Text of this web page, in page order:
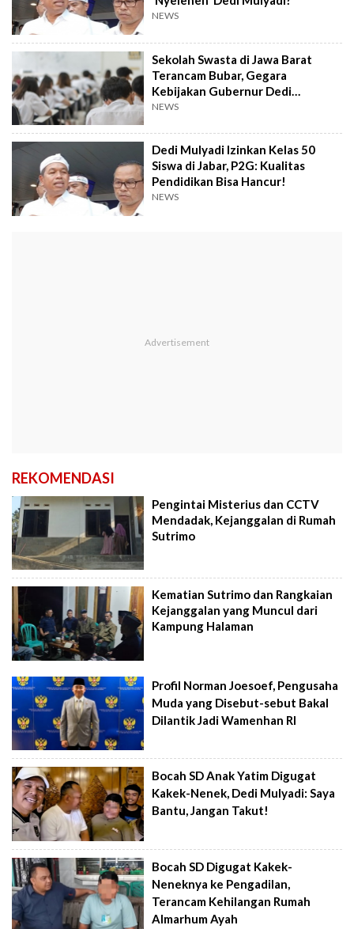
NEWS
Sekolah Swasta di Jawa Barat
Terancam Bubar, Gegara
Kebijakan Gubernur Dedi
Mulyadi?
NEWS
Dedi Mulyadi Izinkan Kelas 50
Siswa di Jabar, P2G: Kualitas
Pendidikan Bisa Hancur!
NEWS
REKOMENDASI
Pengintai Misterius dan CCTV
Mendadak, Kejanggalan di Rumah
Sutrimo
Kematian Sutrimo dan Rangkaian
Kejanggalan yang Muncul dari
Kampung Halaman
Profil Norman Joesoef, Pengusaha
Muda yang Disebut-sebut Bakal
Dilantik Jadi Wamenhan RI
Bocah SD Anak Yatim Digugat
Kakek-Nenek, Dedi Mulyadi: Saya
Bantu, Jangan Takut!
Bocah SD Digugat Kakek-
Neneknya ke Pengadilan,
Terancam Kehilangan Rumah
Almarhum Ayah